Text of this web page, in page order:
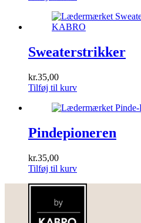
Sweaterstrikker
kr.35,00
Tilføj til kurv
Pindepioneren
kr.35,00
Tilføj til kurv